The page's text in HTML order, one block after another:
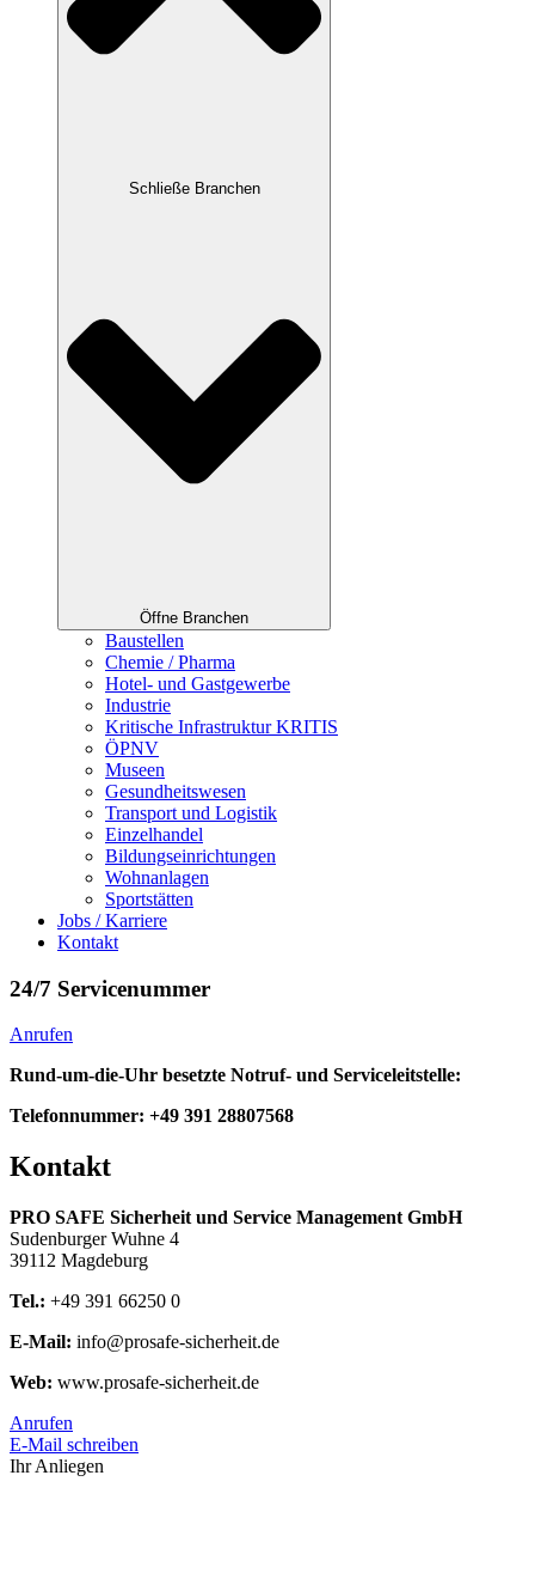
Schließe Branchen
Öffne Branchen
Baustellen
Chemie / Pharma
Hotel- und Gastgewerbe
Industrie
Kritische Infrastruktur KRITIS
ÖPNV
Museen
Gesundheitswesen
Transport und Logistik
Einzelhandel
Bildungseinrichtungen
Wohnanlagen
Sportstätten
Jobs / Karriere
Kontakt
24/7 Servicenummer​
Anrufen
Rund-um-die-Uhr besetzte Notruf- und Serviceleitstelle:
Telefonnummer: +49 391 28807568
Kontakt​
PRO SAFE Sicherheit und Service Management GmbH
Sudenburger Wuhne 4
39112 Magdeburg
Tel.: +49 391 66250 0
E-Mail: info@prosafe-sicherheit.de
Web: www.prosafe-sicherheit.de
Anrufen
E-Mail schreiben
Ihr Anliegen